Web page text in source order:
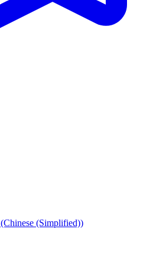
(Chinese (Simplified))